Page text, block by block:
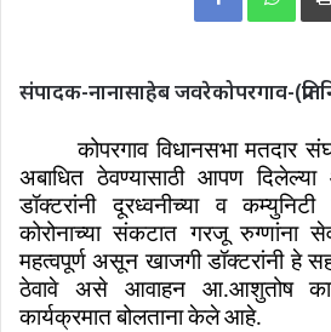
संपादक-नानासाहेब जवरेकोपरगाव-
कोपरगाव विधानसभा मतदार
अबाधित ठेवण्यासाठी आपण दिलेल्या
डॉक्टरांनी दूरध्वनीच्या व कम्युनिटी
कोरोनाच्या संकटात गरजू रुग्णांना
महत्वपूर्ण असून खाजगी डॉक्टरांनी हे
ठेवावे असे आवाहन आ.आशुतोष
कार्यक्रमात बोलताना केले आहे.